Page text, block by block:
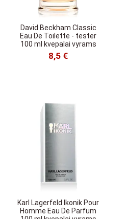
David Beckham Classic
Eau De Toilette - tester
100 ml kvepalai vyrams
8,5 €
Karl Lagerfeld Ikonik Pour
Homme Eau De Parfum